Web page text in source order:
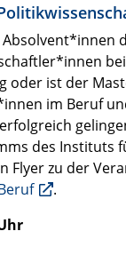
oder ist der
im Beruf
des Instituts
Flyer zu der
.